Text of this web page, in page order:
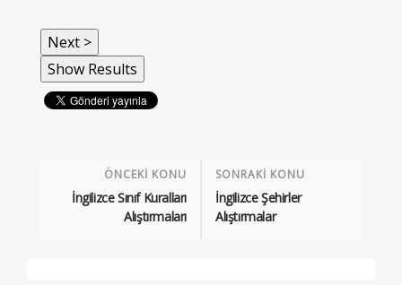
ÖNCEKİ KONU
İngilizce Sınıf Kuralları
Alıştırmaları
SONRAKİ KONU
İngilizce Şehirler
Alıştırmalar